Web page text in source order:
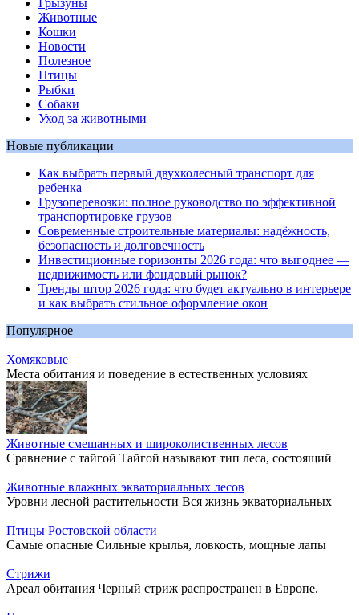
Животные
Кошки
Новости
Полезное
Птицы
Рыбки
Собаки
Уход за животными
Новые публикации
Как выбрать первый двухколесный транспорт для
ребенка
Грузоперевозки: полное руководство по эффективной
транспортировке грузов
Современные строительные материалы: надёжность,
безопасность и долговечность
Инвестиционные горизонты 2026 года: что выгоднее —
недвижимость или фондовый рынок?
Тренды штор 2026 года: что будет актуально в интерьере
и как выбрать стильное оформление окон
Популярное
Хомяковые
Места обитания и поведение в естественных условиях
Животные смешанных и широколиственных лесов
Сравнение с тайгой Тайгой называют тип леса, состоящий
Животные влажных экваториальных лесов
Уровни лесной растительности Вся жизнь экваториальных
Птицы Ростовской области
Самые опасные Сильные крылья, ловкость, мощные лапы
Стрижи
Ареал обитания Черный стриж распространен в Европе.